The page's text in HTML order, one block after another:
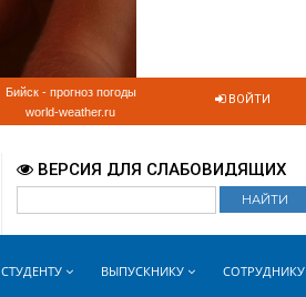
Бийск - прогноз погоды
world-weather.ru
ВОЙТИ
ВЕРСИЯ ДЛЯ СЛАБОВИДЯЩИХ
СТУДЕНТУ ВЫПУСКНИКУ СОТРУДНИКУ